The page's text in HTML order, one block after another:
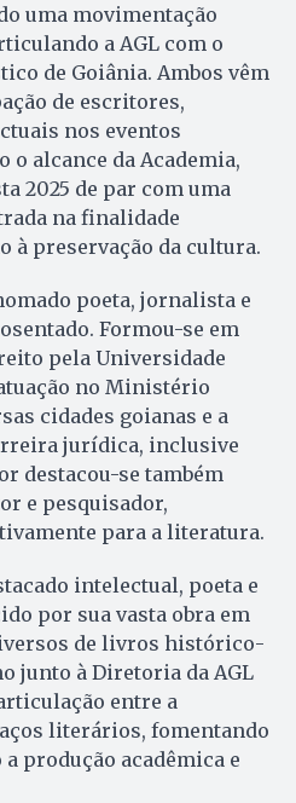
uma movimentação
a AGL com o
de Goiânia. Ambos vêm
de escritores,
nos eventos
o alcance da Academia,
2025 de par com uma
na finalidade
à preservação da cultura.
poeta, jornalista e
Formou-se em
pela Universidade
no Ministério
cidades goianas e a
jurídica, inclusive
destacou-se também
e pesquisador,
para a literatura.
intelectual, poeta e
por sua vasta obra em
de livros histórico-
junto à Diretoria da AGL
entre a
literários, fomentando
produção acadêmica e